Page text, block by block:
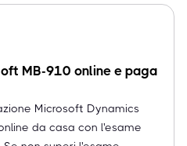
MB-910 online e paga
Microsoft Dynamics
da casa con l'esame